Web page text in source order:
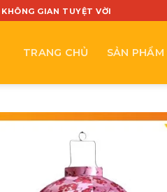
GIAN TUYỆT VỜI
TRANG CHỦ SẢN PHẨM